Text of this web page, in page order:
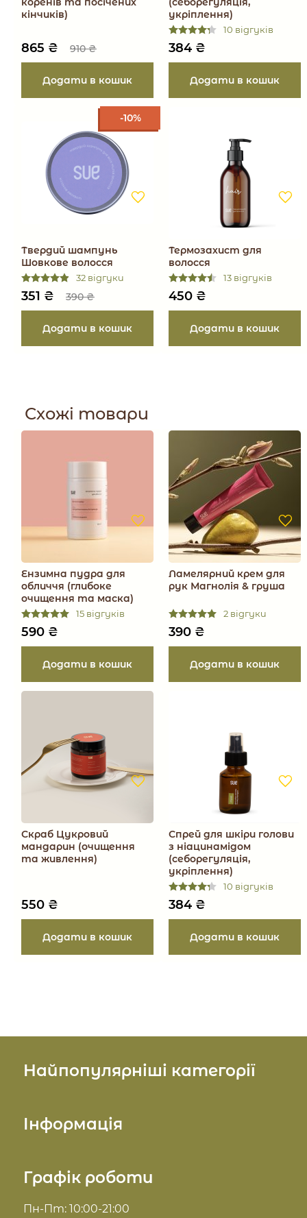
кінчиків)
865 ₴ 910₴
укріплення)
10 відгуків
384 ₴
-10%
Твердий шампунь
Шовкове волосся
32 відгуки
351 ₴ 390₴
Термозахист для
волосся
13 відгуків
450 ₴
Схожі товари
Ензимна пудра для
обличчя (глибоке
очищення та маска)
15 відгуків
590 ₴
Ламелярний крем для
рук Магнолія & груша
2 відгуки
390 ₴
Скраб Цукровий
мандарин (очищення
та живлення)
550 ₴
Спрей для шкіри голови
з ніацинамідом
(себорегуляція,
укріплення)
10 відгуків
384 ₴
Графік роботи
Пн-Пт: 10:00-21:00
Найпопулярніші категорії
Косметика для волосся
Комплекси для обличчя
Інформація